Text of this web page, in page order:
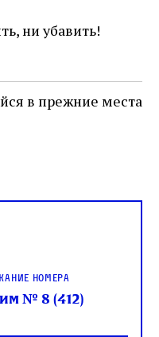
нами человек,
возмущение
многовекового
последнее
ни убавить!
в прежние места
номера
№ 8 (412)